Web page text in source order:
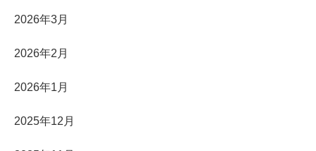
2026年3月
2026年2月
2026年1月
2025年12月